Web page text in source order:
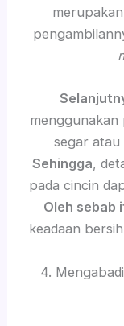
segar atau
Sehingga,
pada cincin
Oleh sebab
keadaan
4.